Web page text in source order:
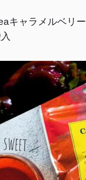
キャラメルベリ